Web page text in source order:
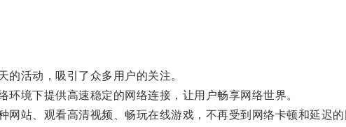
活动，吸引了众多用户的关注。
境下提供高速稳定的网络连接，让用户畅享网络世界。
站、观看高清视频、畅玩在线游戏，不再受到网络卡顿和延迟的